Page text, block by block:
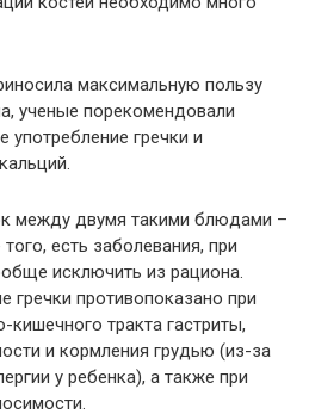
максимальную пользу
ученые порекомендовали
употребление гречки и
между двумя такими блюдами –
есть заболевания, при
исключить из рациона.
гречки противопоказано при
тракта гастриты,
и кормления грудью (из-за
у ребенка), а также при